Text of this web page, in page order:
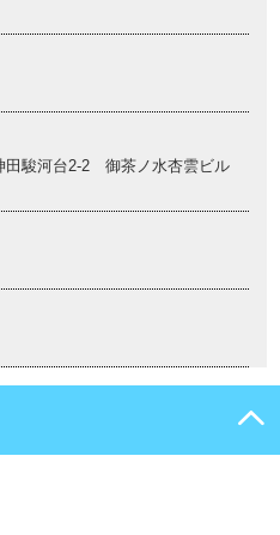
田駿河台2-2 御茶ノ水杏雲ビル